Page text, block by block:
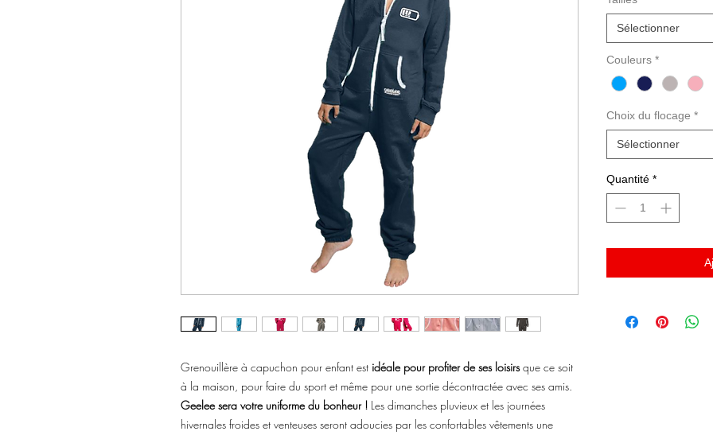
Grenouillère à capuchon pour enfant est idéale pour profiter de ses loisirsque ce soit
à la maison, pour faire du sport et même pour une sortie décontractée avec ses amis.
Geelee sera votre uniforme du bonheur ! Les dimanches pluvieux et les journées
hivernales froides et venteuses seront adoucies par les confortables vêtements une
Sélectionner
Couleurs *
Choix du flocage *
Sélectionner
Quantité *